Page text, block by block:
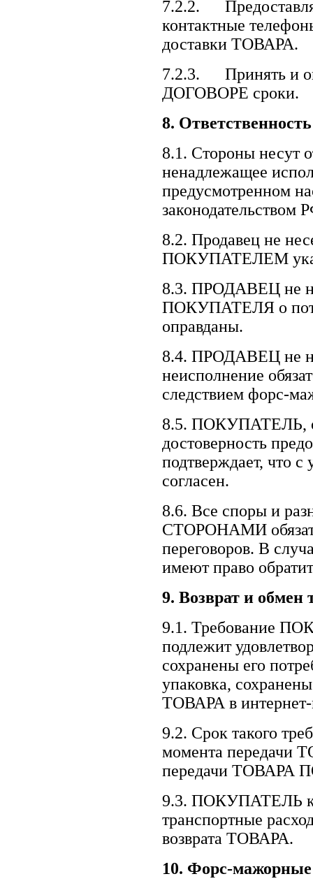
7.2.2.
контактные
доставки ТОВАРА.
7.2.3. Принять и
ДОГОВОРЕ сроки.
8.
8.1. Стороны несут
ненадлежащее
предусмотренном
законодательством
8.2. Продавец не
ПОКУПАТЕЛЕМ
8.3. ПРОДАВЕЦ не
ПОКУПАТЕЛЯ о
оправданы.
8.4. ПРОДАВЕЦ не
неисполнение
следствием форс-
8.5. ПОКУПАТЕЛЬ,
достоверность
подтверждает, что
согласен.
8.6. Все споры и
СТОРОНАМИ
переговоров. В
имеют право
9. Возврат и обмен
9.1. Требование
подлежит
сохранены его
упаковка,
ТОВАРА в
9.2. Срок такого
момента
передачи
9.3. ПОКУПАТЕЛЬ
транспортные
возврата ТОВАРА.
10. Форс-мажорные